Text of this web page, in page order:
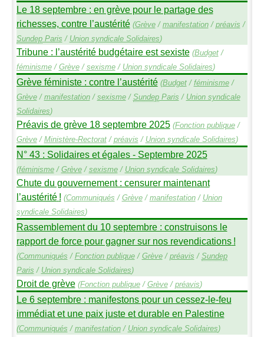
Le 18 septembre : en grève pour le partage des
richesses, contre l’austérité (Grève/ manifestation/ préavis /
SundepParis / Union syndicale Solidaires)
Tribune : l’austérité budgétaire est sexiste (Budget/
féminisme/ Grève/ sexisme/ Union syndicale Solidaires)
Grève féministe : contre l’austérité (Budget/ féminisme/
Grève/ manifestation/ sexisme/ SundepParis / Union syndicale
Solidaires)
Préavis de grève 18 septembre 2025 (Fonction publique/
Grève/ Ministère-Rectorat/ préavis / Union syndicale Solidaires)
N° 43 : Solidaires et égales - Septembre 2025
(féminisme/ Grève/ sexisme/ Union syndicale Solidaires)
Chute du gouvernement : censurer maintenant
l’austérité ! (Communiqués / Grève/ manifestation/ Union
syndicale Solidaires)
Rassemblement du 10 septembre : construisons le
rapport de force pour gagner sur nos revendications !
(Communiqués / Fonction publique/ Grève/ préavis / Sundep
Paris / Union syndicale Solidaires)
Droit de grève (Fonction publique/ Grève/ préavis)
Le 6 septembre : manifestons pour un cessez-le-feu
immédiat et une paix juste et durable en Palestine
(Communiqués / manifestation/ Union syndicale Solidaires)